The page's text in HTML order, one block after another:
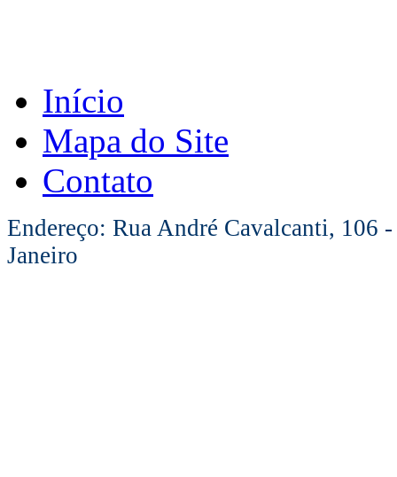
Início
Mapa do Site
Contato
Endereço: Rua André Cavalcanti, 106
Janeiro